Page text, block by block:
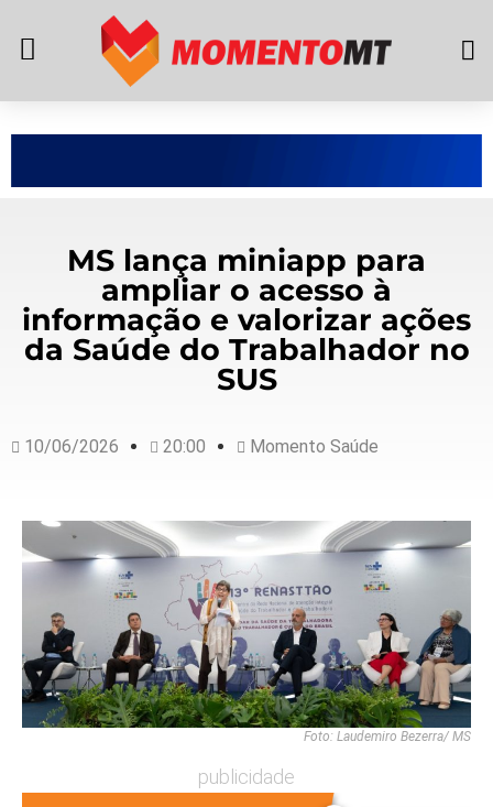
MS lança miniapp para
ampliar o acesso à
informação e valorizar ações
da Saúde do Trabalhador no
SUS
10/06/2026 20:00 Momento Saúde
Foto: Laudemiro Bezerra/ MS
publicidade